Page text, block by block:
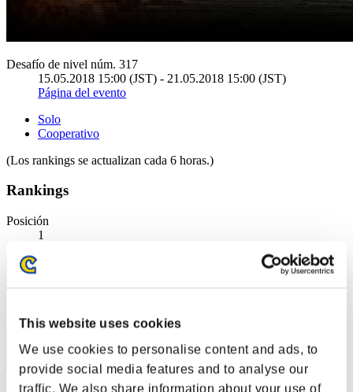
This website uses cookies
We use cookies to personalise content and ads, to
provide social media features and to analyse our
traffic. We also share information about your use of
Desafío de nivel núm. 317
15.05.2018 15:00 (JST) - 21.05.2018 15:00 (JST)
Página del evento
Solo
Cooperativo
(Los rankings se actualizan cada 6 horas.)
Rankings
Posición
1